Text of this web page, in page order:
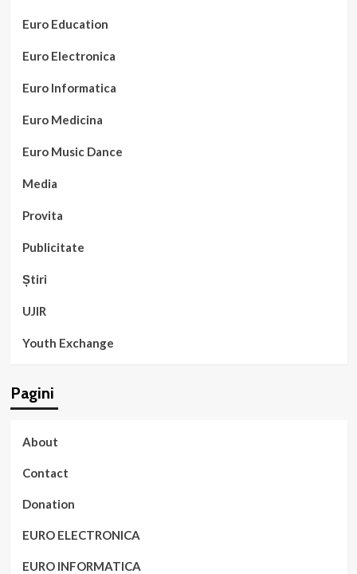
Euro Education
Euro Electronica
Euro Informatica
Euro Medicina
Euro Music Dance
Media
Provita
Publicitate
Știri
UJIR
Youth Exchange
Pagini
About
Contact
Donation
EURO ELECTRONICA
EURO INFORMATICA